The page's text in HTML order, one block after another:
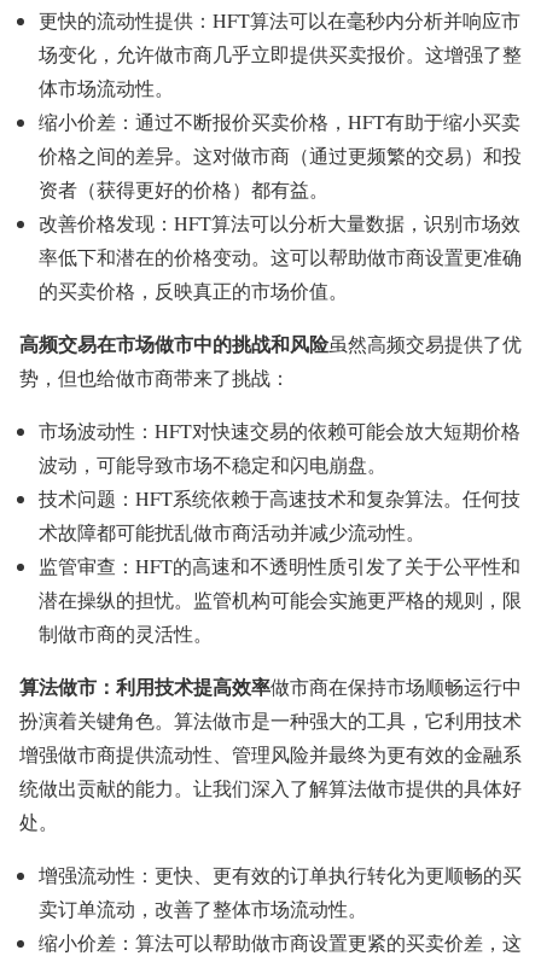
更快的流动性提供：HFT算法可以在毫秒内分析并响应市
场变化，允许做市商几乎立即提供买卖报价。这增强了整
体市场流动性。
缩小价差：通过不断报价买卖价格，HFT有助于缩小买卖
价格之间的差异。这对做市商（通过更频繁的交易）和投
资者（获得更好的价格）都有益。
改善价格发现：HFT算法可以分析大量数据，识别市场效
率低下和潜在的价格变动。这可以帮助做市商设置更准确
的买卖价格，反映真正的市场价值。
高频交易在市场做市中的挑战和风险虽然高频交易提供了优
势，但也给做市商带来了挑战：
市场波动性：HFT对快速交易的依赖可能会放大短期价格
波动，可能导致市场不稳定和闪电崩盘。
技术问题：HFT系统依赖于高速技术和复杂算法。任何技
术故障都可能扰乱做市商活动并减少流动性。
监管审查：HFT的高速和不透明性质引发了关于公平性和
潜在操纵的担忧。监管机构可能会实施更严格的规则，限
制做市商的灵活性。
算法做市：利用技术提高效率做市商在保持市场顺畅运行中
扮演着关键角色。算法做市是一种强大的工具，它利用技术
增强做市商提供流动性、管理风险并最终为更有效的金融系
统做出贡献的能力。让我们深入了解算法做市提供的具体好
处。
增强流动性：更快、更有效的订单执行转化为更顺畅的买
卖订单流动，改善了整体市场流动性。
缩小价差：算法可以帮助做市商设置更紧的买卖价差，这